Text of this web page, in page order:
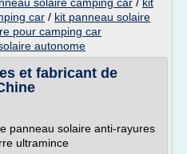
car / kit panneau solaire
pour camping car
autonome
et fabricant de
panneau solaire anti-rayures
ultramince